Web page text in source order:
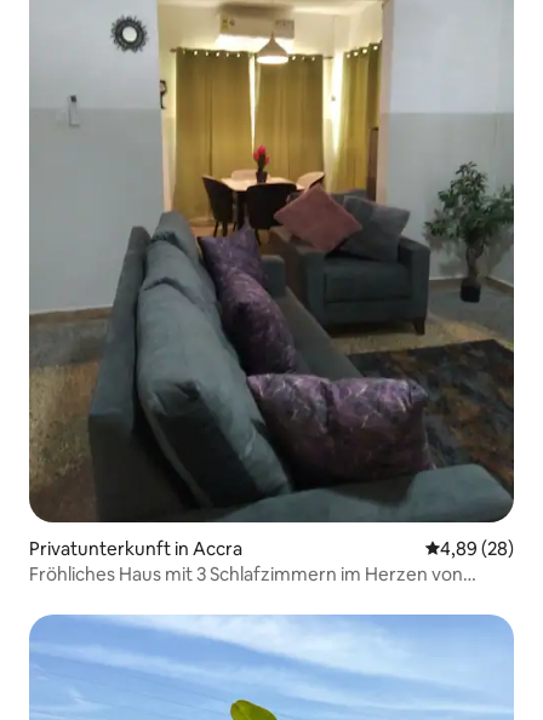
Privatunterkunft in Accra
4,89 (28)
Fröhliches Haus mit 3 Schlafzimmern im Herzen von